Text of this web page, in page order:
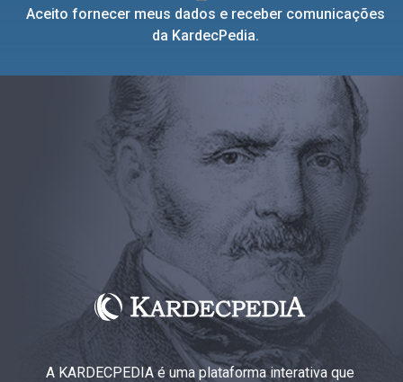
Aceito fornecer meus dados e receber comunicações
da KardecPedia.
A KARDECPEDIA é uma plataforma interativa que